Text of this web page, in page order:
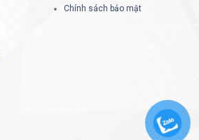
Chính sách bảo mật